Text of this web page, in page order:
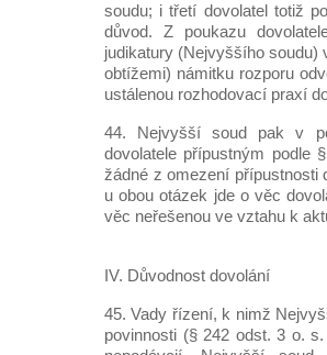
soudu; i třetí dovolatel totiž
důvod. Z poukazu
judikatury (Nejvyššího
obtížemi) námitku rozporu
ustálenou rozhodovací praxí
44. Nejvyšší soud pak v
dovolatele přípustným
žádné z omezení
u obou otázek jde o věc
věc neřešenou ve vztahu k
IV. Důvodnost dovolání
45. Vady řízení, k nimž
povinnosti (§ 242 odst. 3 o.